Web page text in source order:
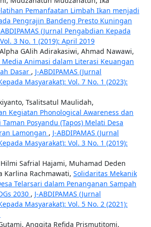
Pemanfaatan Limbah Ikan menjadi
Pengrajin Bandeng Presto Kuningan
ABDIPAMAS (Jurnal Pengabdian Kepada
3 No. 1 (2019): April 2019
GAlih Adirakasiwi, Ahmad Nawawi,
Media Animasi dalam Literasi Keuangan
Dasar , J-ABDIPAMAS (Jurnal
Masyarakat): Vol. 7 No. 1 (2023):
Tsalitsatul Maulidah,
Kegiatan Phonological Awareness dan
Posyandu (Tapos) Melati Desa
Lamongan , J-ABDIPAMAS (Jurnal
Masyarakat): Vol. 3 No. 1 (2019):
Safrial Hajami, Muhamad Deden
Karlina Rachmawati, Solidaritas Mekanik
Telarsari dalam Penanganan Sampah
2030 , J-ABDIPAMAS (Jurnal
Masyarakat): Vol. 5 No. 2 (2021):
Anggita Refida Prismutitomi,